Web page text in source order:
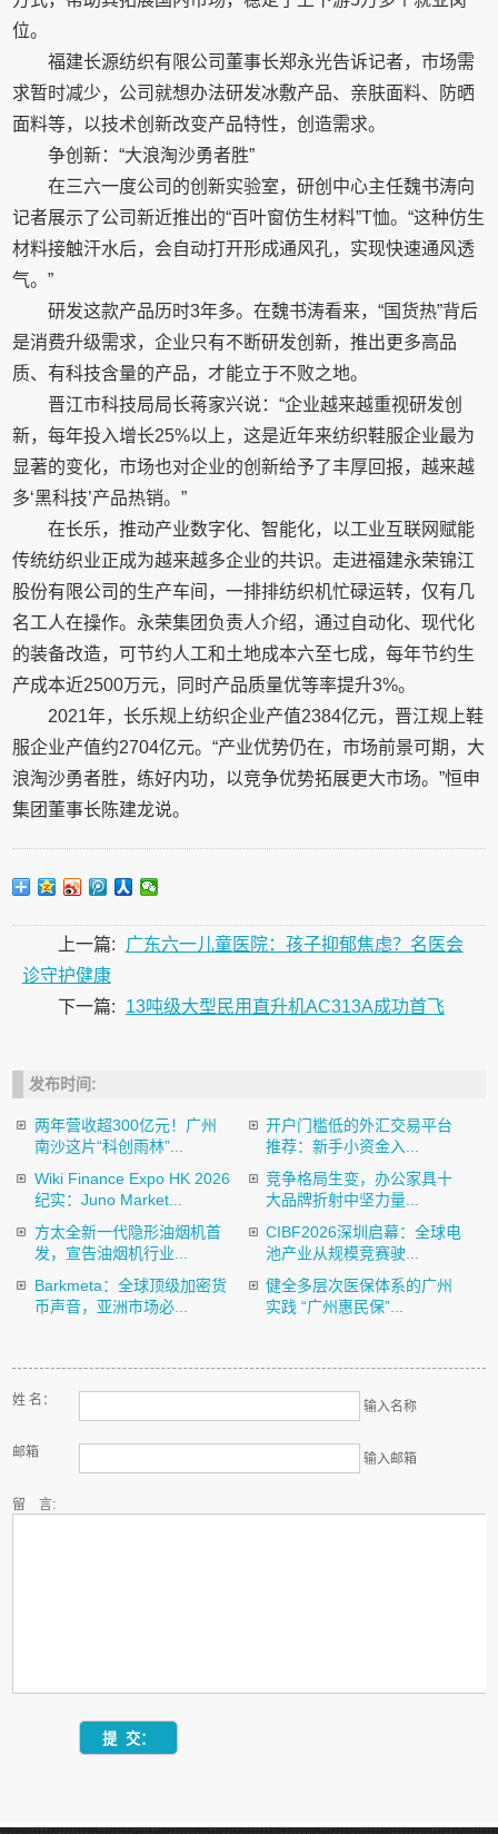
位。
福建长源纺织有限公司董事长郑永光告诉记者，市场需
求暂时减少，公司就想办法研发冰敷产品、亲肤面料、防晒
面料等，以技术创新改变产品特性，创造需求。
争创新：“大浪淘沙勇者胜”
在三六一度公司的创新实验室，研创中心主任魏书涛向
记者展示了公司新近推出的“百叶窗仿生材料”T恤。“这种仿生
材料接触汗水后，会自动打开形成通风孔，实现快速通风透
气。”
研发这款产品历时3年多。在魏书涛看来，“国货热”背后
是消费升级需求，企业只有不断研发创新，推出更多高品
质、有科技含量的产品，才能立于不败之地。
晋江市科技局局长蒋家兴说：“企业越来越重视研发创
新，每年投入增长25%以上，这是近年来纺织鞋服企业最为
显著的变化，市场也对企业的创新给予了丰厚回报，越来越
多‘黑科技’产品热销。”
在长乐，推动产业数字化、智能化，以工业互联网赋能
传统纺织业正成为越来越多企业的共识。走进福建永荣锦江
股份有限公司的生产车间，一排排纺织机忙碌运转，仅有几
名工人在操作。永荣集团负责人介绍，通过自动化、现代化
的装备改造，可节约人工和土地成本六至七成，每年节约生
产成本近2500万元，同时产品质量优等率提升3%。
2021年，长乐规上纺织企业产值2384亿元，晋江规上鞋
服企业产值约2704亿元。“产业优势仍在，市场前景可期，大
浪淘沙勇者胜，练好内功，以竞争优势拓展更大市场。”恒申
集团董事长陈建龙说。
上一篇:
广东六一儿童医院：孩子抑郁焦虑？名医会
诊守护健康
下一篇:
13吨级大型民用直升机AC313A成功首飞
发布时间:
两年营收超300亿元！广州
南沙这片“科创雨林”...
开户门槛低的外汇交易平台
推荐：新手小资金入...
Wiki Finance Expo HK 2026
纪实：Juno Market...
竞争格局生变，办公家具十
大品牌折射中坚力量...
方太全新一代隐形油烟机首
发，宣告油烟机行业...
CIBF2026深圳启幕：全球电
池产业从规模竞赛驶...
Barkmeta：全球顶级加密货
币声音，亚洲市场必...
健全多层次医保体系的广州
实践 “广州惠民保”...
姓 名： 输入名称
邮箱 输入邮箱
留 言: